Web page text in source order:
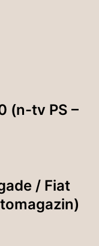
(n-tv PS –
/ Fiat